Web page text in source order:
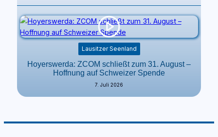
Lausitzer Seenland
Hoyerswerda: ZCOM schließt zum 31. August –
Hoffnung auf Schweizer Spende
7. Juli 2026